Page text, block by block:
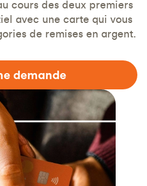
cours des deux premiers
avec une carte qui vous
de remises en argent.
demande